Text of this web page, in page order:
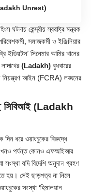
(Ladakh Unrest)
ঘটনায় কেন্দ্রীয় স্বরাষ্ট্র মন্ত্রক
সমাজকর্মী ও ইঞ্জিনিয়ার
ইডিয়টস’ সিনেমার আমির খানের
(Ladakh) বুধবারের
নিয়ন্ত্রণ আইন (FCRA) লঙ্ঘনের
সিবিআই (Ladakh
ধরে ওয়াংচুকের বিরুদ্ধে
পর্যন্ত কোনও এফআইআর
যদি বিদেশি অনুদান গ্রহণ
হয়। সেই ছাড়পত্র না নিলে
সংস্থা ‘হিমালয়ান